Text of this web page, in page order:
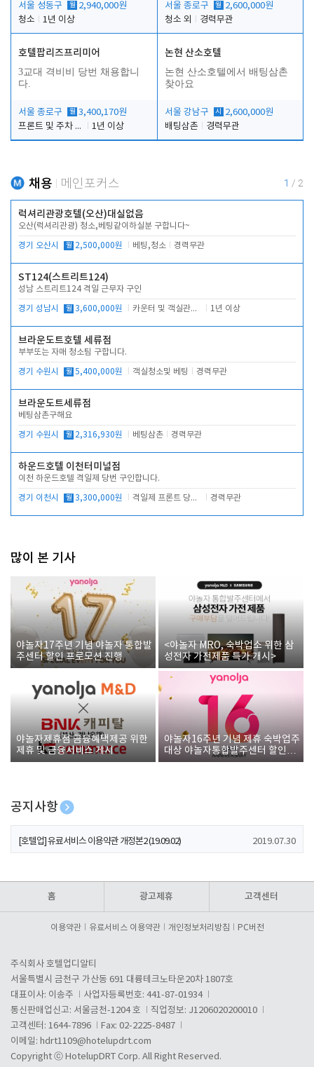
서울 성동구 월 2,940,000원
청소
1년 이상
서울 종로구 월 2,600,000원
청소 외
경력무관
호텔팝리즈프리미어
3교대 격비비 당번 채용합니
다.
서울 종로구 월 3,400,170원
프론트 및 주차 객실관리
1년 이상
논현 산소호텔
논현 산소호텔에서 배팅삼촌
찾아요
서울 강남구 시
2,600,000원
배팅삼촌
경력무관
채용 메인포커스 1 / 2
럭셔리관광호텔(오산)대실없음
오산(럭셔리관광) 청소,베팅같이하실분 구합니다~
경기 오산시 월 2,500,000원 베팅,청소 경력무관
ST124(스트리트124)
성남 스트리트124 격일 근무자 구인
경기 성남시 월 3,600,000원 카운터 및 객실관리 전반 1년 이상
브라운도트호텔 세류점
부부또는 자매 청소팀 구합니다.
경기 수원시 월 5,400,000원 객실청소및 베팅 경력무관
브라운도트세류점
베팅삼촌구해요
경기 수원시 월 2,316,930원 베팅삼촌 경력무관
하운드호텔 이천터미널점
이천 하운드호텔 격일제 당번 구인합니다.
경기 이천시 월 3,300,000원 격일제 프론트 당번 업무로 주차 및 객실 점검 경력무관
많이 본 기사
야놀자17주년 기념 야놀자 통합발
주센터 할인 프로모션 진행
<야놀자 MRO, 숙박업소 위한 삼
성전자 가전제품 특가 개시>
야놀자제휴점 금융혜택제공 위한
제휴 및 금융서비스 게시
야놀자16주년 기념 제휴 숙박업주
대상 야놀자통합발주센터 할인쿠
폰 증정
공지사항
[호텔업] 개인정보 처리방침 개정본1 (19.09.02)
[호텔업] 유료서비스 이용약관 개정본2 (19.09.02) 2019.07.30
홈 광고제휴 고객센터
이용약관 유료서비스 이용약관 개인정보처리방침 PC버전
주식회사 호텔업디알티
서울특별시 금천구 가산동 691 대륭테크노타운20차 1807호
대표이사: 이송주
사업자등록번호: 441-87-01934
통신판매업신고: 서울금천-1204 호
직업정보: J1206020200010
고객센터: 1644-7896
Fax: 02-2225-8487
이메일: hdrt1109@hotelupdrt.com
Copyright ⓒ HotelupDRT Corp. All Right Reserved.